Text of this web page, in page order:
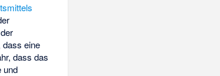
dass eine
dass das
und